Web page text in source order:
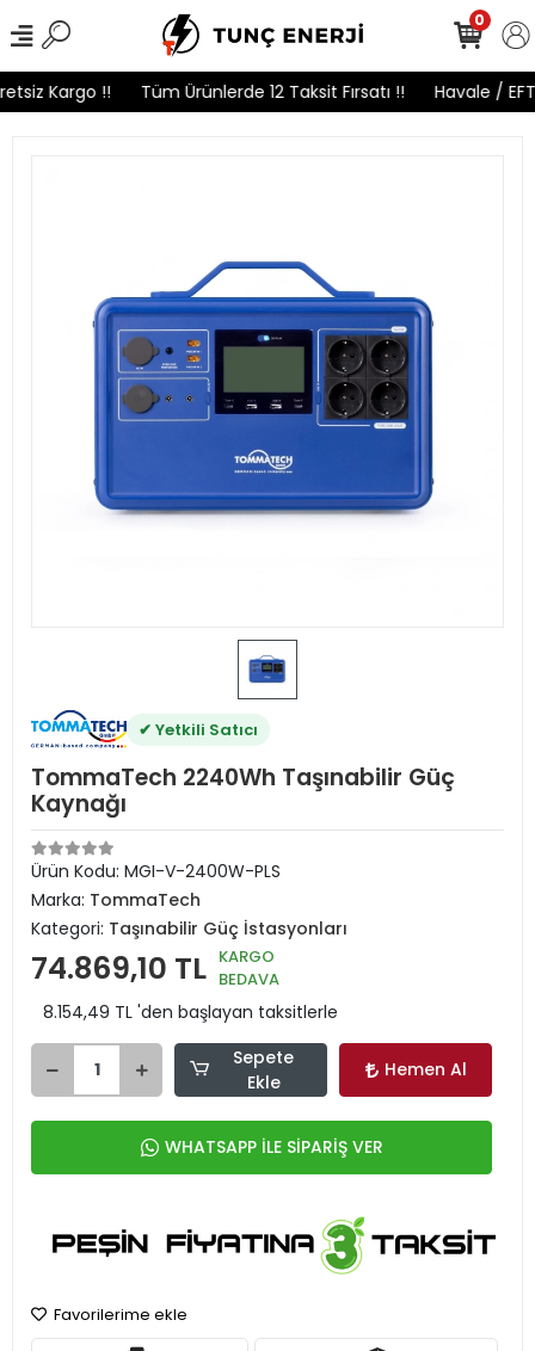
Kargo !! Tüm Ürünlerde 12 Taksit Fırsatı !! Havale /
0
✔ Yetkili Satıcı
TommaTech 2240Wh Taşınabilir Güç
Kaynağı
Ürün Kodu: MGI-V-2400W-PLS
Marka: TommaTech
Kategori: Taşınabilir Güç İstasyonları
74.869,10 TL KARGO
BEDAVA
8.154,49 TL 'den başlayan taksitlerle
Sepete
Ekle
Hemen Al
WHATSAPP İLE SİPARİŞ VER
Favorilerime ekle